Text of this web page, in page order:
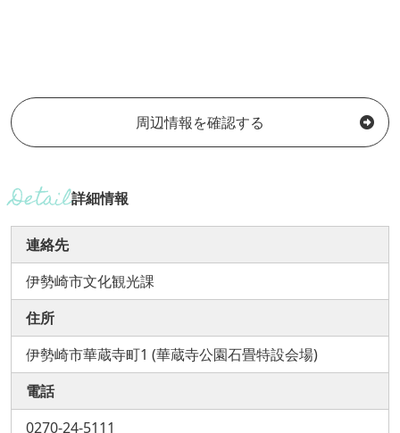
周辺情報を確認する
詳細情報
連絡先
伊勢崎市文化観光課
住所
伊勢崎市華蔵寺町1 (華蔵寺公園石畳特設会場)
電話
0270-24-5111